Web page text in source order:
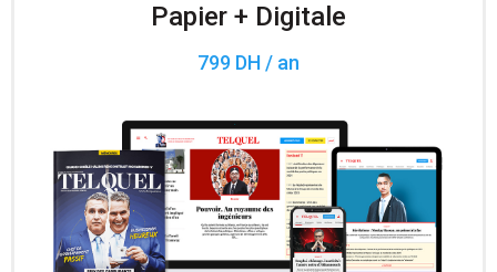
Papier + Digitale
799 DH / an